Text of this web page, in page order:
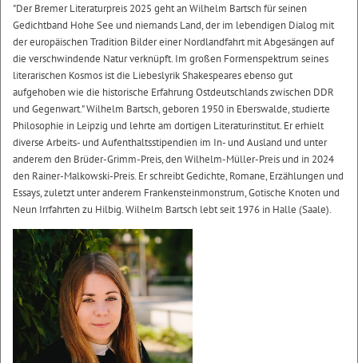
"Der Bremer Literaturpreis 2025 geht an Wilhelm Bartsch für seinen
Gedichtband Hohe See und niemands Land, der im lebendigen Dialog mit
der europäischen Tradition Bilder einer Nordlandfahrt mit Abgesängen auf
die verschwindende Natur verknüpft. Im großen Formenspektrum seines
literarischen Kosmos ist die Liebeslyrik Shakespeares ebenso gut
aufgehoben wie die historische Erfahrung Ostdeutschlands zwischen DDR
und Gegenwart." Wilhelm Bartsch, geboren 1950 in Eberswalde, studierte
Philosophie in Leipzig und lehrte am dortigen Literaturinstitut. Er erhielt
diverse Arbeits- und Aufenthaltsstipendien im In- und Ausland und unter
anderem den Brüder-Grimm-Preis, den Wilhelm-Müller-Preis und in 2024
den Rainer-Malkowski-Preis. Er schreibt Gedichte, Romane, Erzählungen und
Essays, zuletzt unter anderem Frankensteinmonstrum, Gotische Knoten und
Neun Irrfahrten zu Hilbig. Wilhelm Bartsch lebt seit 1976 in Halle (Saale).